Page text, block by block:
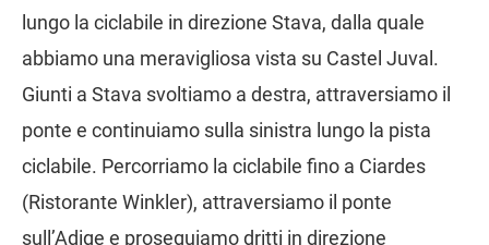
lungo la ciclabile in direzione Stava, dalla quale
abbiamo una meravigliosa vista su Castel Juval.
Giunti a Stava svoltiamo a destra, attraversiamo il
ponte e continuiamo sulla sinistra lungo la pista
ciclabile. Percorriamo la ciclabile fino a Ciardes
(Ristorante Winkler), attraversiamo il ponte
sull’Adige e proseguiamo dritti in direzione